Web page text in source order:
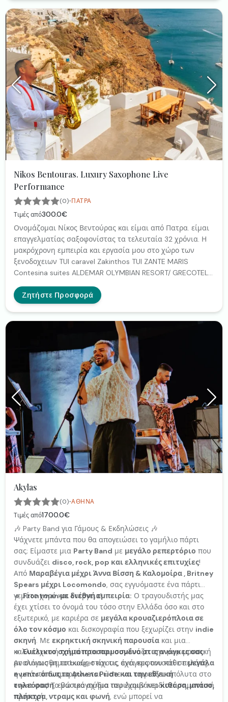
Nikos Bentouras. Luxury Saxophone Live
Performance
(0)·ΠΆΤΡΑ
Τιμές από300.0€
Ονομάζομαι Νίκος Βεντούρας και είμαι από Πατρα. είμαι
επαγγελματίας σαξοφονίστας τα τελευταία 32 χρόνια. Η
μακρόχρονη εμπειρία και εργασία μου στο χώρο των
ξενοδοχειων TUI caravel Zakinthos TUI ZANTE MARIS
Contesina suites ALDEMAR OLYMBIAN RESORT/ GRECOTEL
Parties. Events. Dinner , κτλ ....στη καλυψη σαξόφωνου
εκδηλώσεων ικανοποιούν απόλυτα και τους πιο
ζωντανή μελωδία του σαξοφώνου συνοδευόμενη από
Backing tracks orchestra αποτελούν ένα μοναδικό μαγικό
συνδυασμό. Για περισσότερες πληροφορίες και αν
ενδιαφέρεστε για μαγικές βραδιές για τους πελάτες σας:
Email: XXXXXXXX Τηλέφωνο:XXXXXXXX(Πάτρα)
Instagram:nikosbentouras Fecebook: Nikos Bentouras Σας
ευχαριστώ πολύ. και Είμαι στη διάθεσή για οποιαδήποτε
διευκρίνηση.
Ζητήστε Προσφορά
Akylas
(0)·ΑΘΉΝΑ
Τιμές από1700.0€
🎶 Party Band για Γάμους & Εκδηλώσεις 🎶
Ψάχνετε μπάντα που θα απογειώσει το γαμήλιο πάρτι
σας; Είμαστε μια Party Band με μεγάλο ρεπερτόριο που
συνδυάζει disco, rock, pop και ελληνικές επιτυχίες!
Από Μαραβέγια μέχρι Άννα Βίσση & Καλομοίρα , Britney
Spears μέχρι Locomondo , σας εγγυόμαστε ένα πάρτι
γεμάτο χορό και ενέργεια!
🔹Frontman με διεθνή εμπειρία: Ο τραγουδιστής μας
έχει χτίσει το όνομά του τόσο στην Ελλάδα όσο και στο
εξωτερικό, με καριέρα σε μεγάλα κρουαζιερόπλοια σε
όλο τον κόσμο και δισκογραφία που ξεχωρίζει στην indie
σκηνή . Με εκρηκτική σκηνική παρουσία και μια
καλλιτεχνική ταυτότητα που συνδυάζει την pop μουσική
με συναισθηματικούς στίχους, έχει εμφανιστεί σεμεγάλα
events όπως το Athens Pride και την εθνική
τηλεόραση, ενώ τραγούδια του έχουν κερδίσει σημαντική
προσοχή.
🔹Ευέλικτο σχήμα προσαρμοσμένο στις ανάγκες σας:
Αναλόγως με το budget και τις ανάγκες του κάθε πελάτη,
η μπάντα διαμορφώνεται ώστε να ταιριάζει απόλυτα στο
event σας! Το βασικό σχήμα περιλαμβάνεικιθάρα, μπάσο,
πλήκτρα, ντραμς και φωνή , ενώ μπορεί να